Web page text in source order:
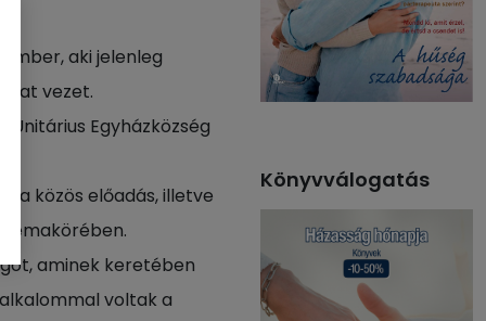
aki jelenleg
vezet.
Unitárius Egyházközség
a közös előadás, illetve
aminek keretében
voltak a
Könyvválogatás